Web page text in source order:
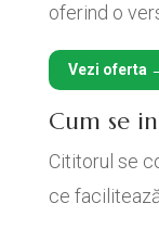
oferind o
Vezi oferta
Cum se
Cititorul se
ce